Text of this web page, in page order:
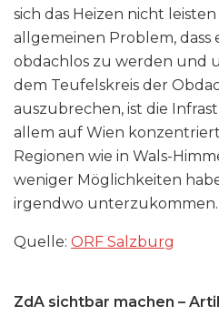
sich das Heizen nicht
allgemeinen Problem, dass
obdachlos zu werden und
dem Teufelskreis der
auszubrechen, ist die
allem auf Wien
Regionen wie in Wals-
weniger Möglichkeiten
irgendwo unterzukommen.
Quelle: ORF Salzburg
ZdA sichtbar machen –